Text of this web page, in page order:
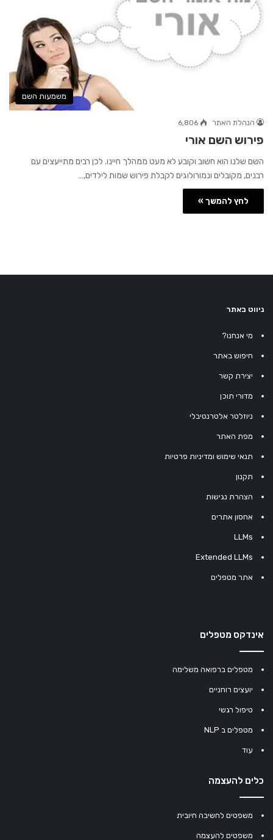
משמעות השם
הנהלת האתר 6,806
פירוש השם אורי
השם שלנו הוא חשוב וקובע לא מעט ממהלך חיינו. לכן רבים מתייעצים עם
רבנים, מקובלים ונמורולוגים לקבלת פירוש שמות לילדים,…
לחץ להמשך »
ניווט באתר
מי אנחנו?
חיפוש באתר
יצירת קשר
מדורי תוכן
ניוזלטר אלטרנטיבלי
מפת האתר
תנאי שימוש ומדיניות פרטיות
תקנון
הצהרת נגישות
אחסון אתרים
LLMs
Extended LLMs
אתר מטפלים
אינדקס מטפלים
מטפלים ברפואה משלימה
יועצים רוחניים
טיפול רגשי
מטפלים ב NLP
עוד
כלים להעצמה
משפטים לחשיבה חיובית
משפטים להעצמה